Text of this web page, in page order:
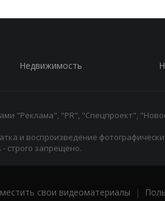
Недвижимость
"Реклама", "PR", "Спецпроект",
и воспроизведение
строго запрещено.
свои видеоматериалы |